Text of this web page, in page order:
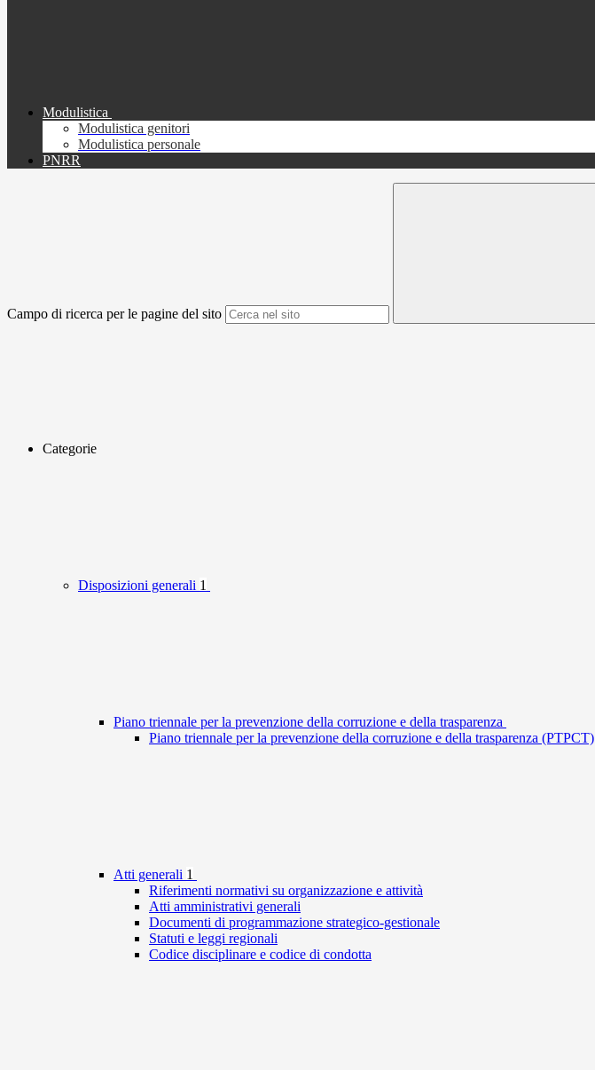
Modulistica
Modulistica genitori
Modulistica personale
PNRR
Campo di ricerca per le pagine del sito
Categorie
Disposizioni generali 1
Piano triennale per la prevenzione della corruzione e della trasparenza
Piano triennale per la prevenzione della corruzione e della trasparenza (PTPCT)
Atti generali 1
Riferimenti normativi su organizzazione e attività
Atti amministrativi generali
Documenti di programmazione strategico-gestionale
Statuti e leggi regionali
Codice disciplinare e codice di condotta